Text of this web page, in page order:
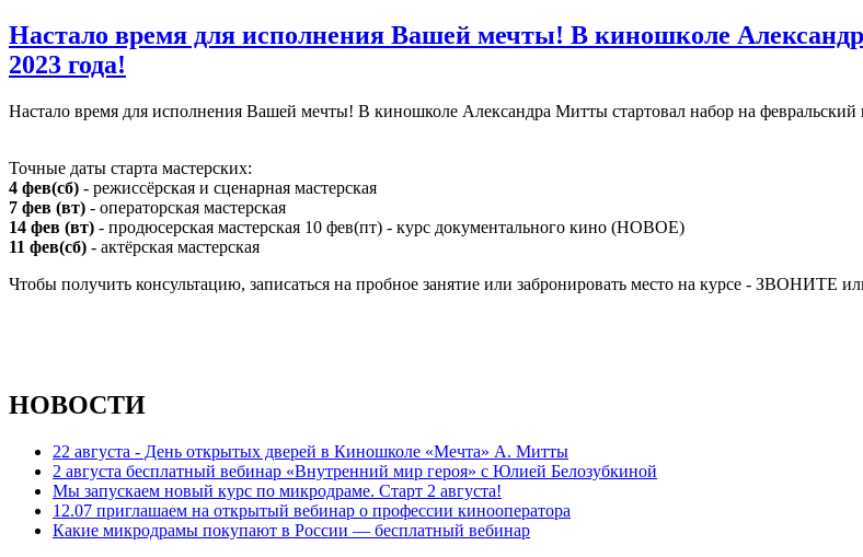
Настало время для исполнения Вашей мечты! В киношколе
2023 года!
Настало время для исполнения Вашей мечты! В киношколе Александра Митты стартовал набор на февральский
Точные даты старта мастерских:
4 фев(сб) - режиссёрская и сценарная мастерская
7 фев (вт) - операторская мастерская
14 фев (вт) - продюсерская мастерская 10 фев(пт) - курс документального кино (НОВОЕ)
11 фев(сб) - актёрская мастерская
Чтобы получить консультацию, записаться на пробное занятие или забронировать место на курсе - ЗВОНИТЕ
НОВОСТИ
22 августа - День открытых дверей в Киношколе «Мечта» А. Митты
2 августа бесплатный вебинар «Внутренний мир героя» с Юлией Белозубкиной
Мы запускаем новый курс по микродраме. Старт 2 августа!
12.07 приглашаем на открытый вебинар о профессии кинооператора
Какие микродрамы покупают в России — бесплатный вебинар